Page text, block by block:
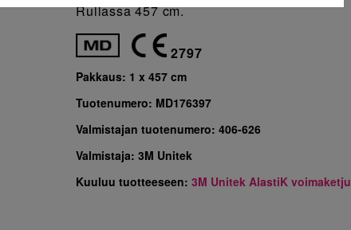
Rullassa 457 cm.
2797
Pakkaus: 1 x 457 cm
Tuotenumero: MD176397
Valmistajan tuotenumero:406-626
Valmistaja:3M Unitek
Kuuluu tuotteeseen:3M Unitek AlastiK voimaketju